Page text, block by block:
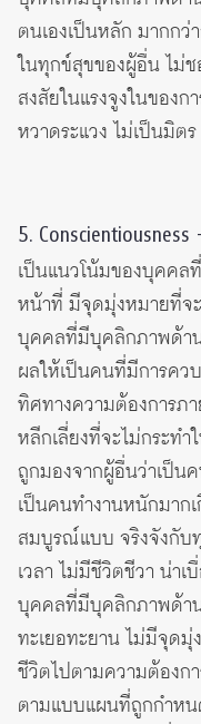
ตนเองเป็นหลัก มากกว่
ในทุกข์สุขของผู้อื่น ไม่
สงสัยในแรงจูงในของ
หวาดระแวง ไม่เป็นมิต
5.
เป็นแนวโน้มของบุคคล
หน้าที่ มีจุดมุ่งหมายที่จ
บุคคลที่มีบุคลิกภาพด้า
ผลให้เป็นคนที่มีการคว
ทิศทางความต้องการภ
หลีกเลี่ยงที่จะไม่กระท
ถูกมองจากผู้อื่นว่าเป็น
เป็นคนทำงานหนักมาก
สมบูรณ์แบบ จริงจังกับ
เวลา ไม่มีชีวิตชีวา น่าเ
บุคคลที่มีบุคลิกภาพด้า
ทะเยอทะยาน ไม่มีจุดมุ่
ชีวิตไปตามความต้องก
ตามแบบแผนที่ถูกกำหน